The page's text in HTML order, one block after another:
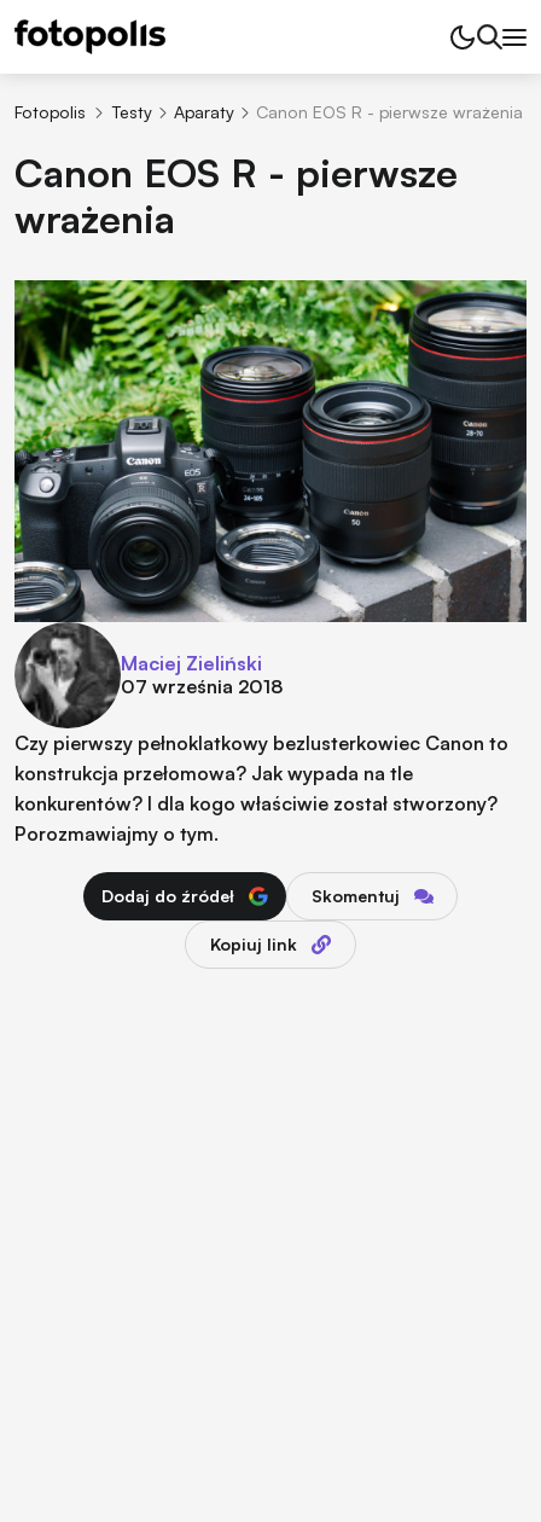
Fotopolis Testy Aparaty Canon EOS R - pierwsze wrażenia
Canon EOS R - pierwsze
wrażenia
Maciej Zieliński
07 września 2018
Czy pierwszy pełnoklatkowy bezlusterkowiec Canon to
konstrukcja przełomowa? Jak wypada na tle
konkurentów? I dla kogo właściwie został stworzony?
Porozmawiajmy o tym.
Dodaj do źródeł Skomentuj
Kopiuj link